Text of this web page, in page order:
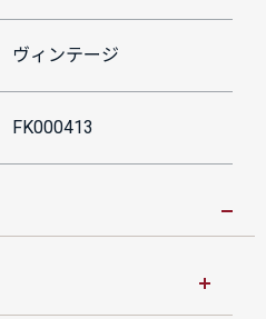
ヴィンテージ
FK000413